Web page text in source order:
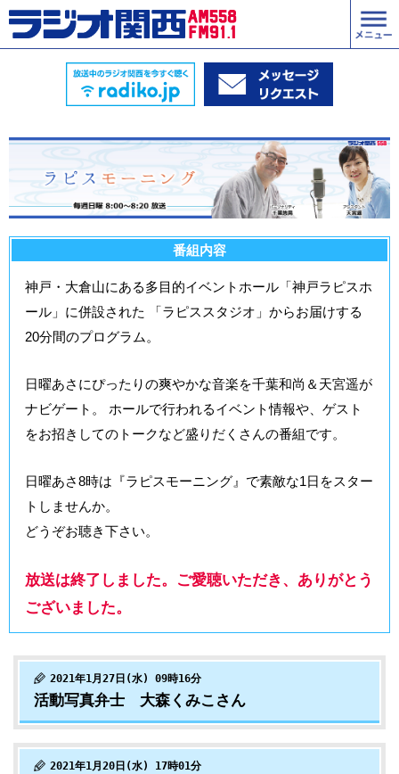
番組内容
神戸・大倉山にある多目的イベントホール「神戸ラピスホ
ール」に併設された 「ラピススタジオ」からお届けする
20分間のプログラム。
日曜あさにぴったりの爽やかな音楽を千葉和尚＆天宮遥が
ナビゲート。 ホールで行われるイベント情報や、ゲスト
をお招きしてのトークなど盛りだくさんの番組です。
日曜あさ8時は『ラピスモーニング』で素敵な1日をスター
トしませんか。
どうぞお聴き下さい。
放送は終了しました。ご愛聴いただき、ありがとう
ございました。
2021年1月27日(水) 09時16分
活動写真弁士 大森くみこさん
2021年1月20日(水) 17時01分